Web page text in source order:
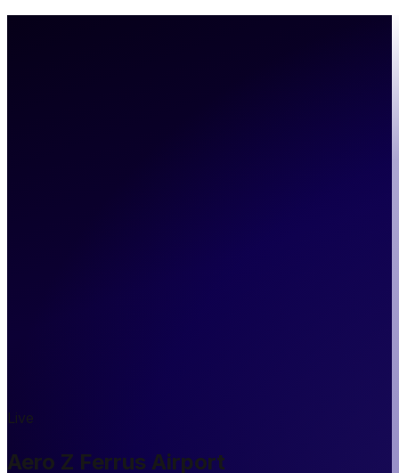
Live
Aero Z Ferrus Airport